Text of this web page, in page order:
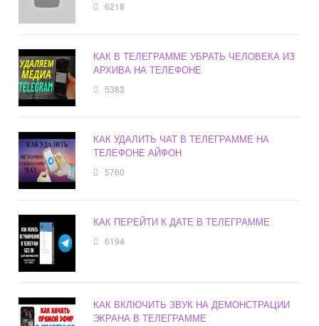
6218
КАК В ТЕЛЕГРАММЕ УБРАТЬ ЧЕЛОВЕКА ИЗ
АРХИВА НА ТЕЛЕФОНЕ
5383
КАК УДАЛИТЬ ЧАТ В ТЕЛЕГРАММЕ НА
ТЕЛЕФОНЕ АЙФОН
5760
КАК ПЕРЕЙТИ К ДАТЕ В ТЕЛЕГРАММЕ
6194
КАК ВКЛЮЧИТЬ ЗВУК НА ДЕМОНСТРАЦИИ
ЭКРАНА В ТЕЛЕГРАММЕ